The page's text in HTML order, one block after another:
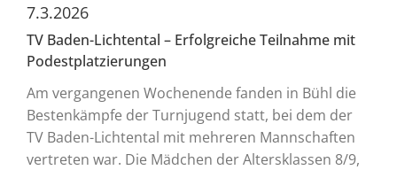
7.3.2026
TV Baden-Lichtental – Erfolgreiche Teilnahme mit
Podestplatzierungen
Am vergangenen Wochenende fanden in Bühl die
Bestenkämpfe der Turnjugend statt, bei dem der
TV Baden-Lichtental mit mehreren Mannschaften
vertreten war. Die Mädchen der Altersklassen 8/9,